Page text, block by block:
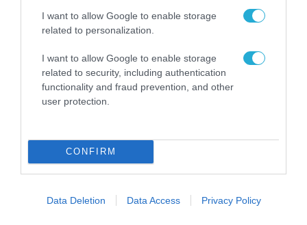
I want to allow Google to enable storage
related to personalization.
I want to allow Google to enable storage
related to security, including authentication
functionality and fraud prevention, and other
user protection.
CONFIRM
Data Deletion Data Access Privacy Policy
«Επιχείρηση ελεύθερα πεζοδρόμια» στην
Αθήνα: Απομακρύνθηκαν παράνομα
αντικείμενα από κοινόχρηστους χώρους